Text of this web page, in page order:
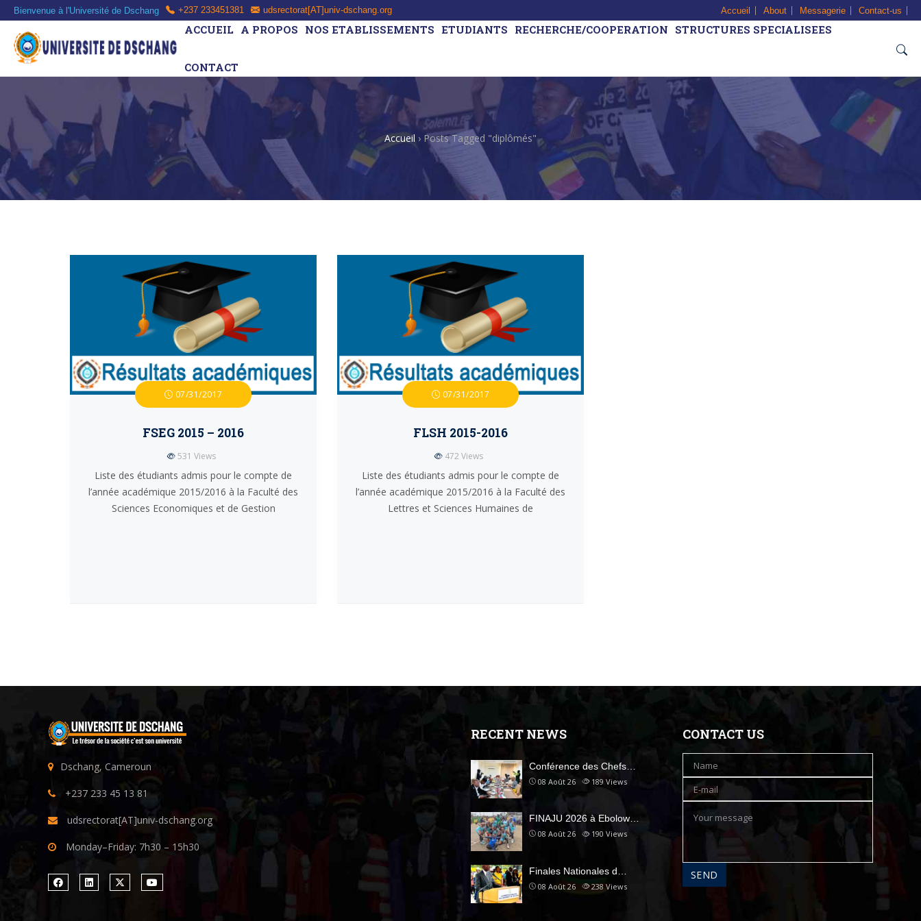
Bienvenue à l'Université de Dschang +237 233451381 udsrectorat[AT]univ-dschang.org Accueil About Messagerie Contact-us
ACCUEIL A PROPOS NOS ETABLISSEMENTS ETUDIANTS RECHERCHE/COOPERATION STRUCTURES SPECIALISEES
CONTACT
Accueil › Posts Tagged "diplômés"
07/31/2017
FSEG 2015 – 2016
531 Views
Liste des étudiants admis pour le compte de
l’année académique 2015/2016 à la Faculté des
Sciences Economiques et de Gestion
07/31/2017
FLSH 2015-2016
472 Views
Liste des étudiants admis pour le compte de
l’année académique 2015/2016 à la Faculté des
Lettres et Sciences Humaines de
Dschang, Cameroun
+237 233 45 13 81
udsrectorat[AT]univ-dschang.org
Monday–Friday: 7h30 – 15h30
RECENT NEWS
Conférence des Chefs…
08 Août 26 189 Views
FINAJU 2026 à Ebolow…
08 Août 26 190 Views
Finales Nationales d…
08 Août 26 238 Views
CONTACT US